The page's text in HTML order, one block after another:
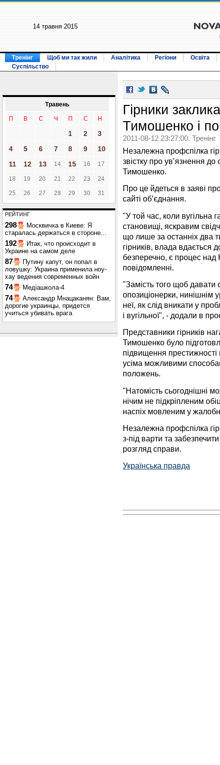
14 травня 2015
Тренінг Щоб ми так жили Аналітика Регіони
Освіта
Суспільство
Травень
П В С Ч П С Н
1 2
3
4
5 6 7 8 9
10
11
12 13 14 15 16 17
18 19 20 21 22 23 24
25 26 27 28 29 30 31
РЕЙТИНГ
298
Москвичка в Киеве: Я
старалась держаться в стороне...
192
Итак, что происходит в
Украине на самом деле
87
Путину капут, он попал в
ловушку: Украина применила ноу-
хау ведения современных войн
74 Медіашкола-4
74
Александр Мнацаканян: Вам,
дорогие украинцы, придется
учиться убивать врага
Гірники
Тимошенко і
2011-08-12 23:27:00. Тренінг
Незалежна профспілка
звістку про ув’язнення до
Тимошенко.
Про це йдеться в заяві
сайті об’єднання.
"У той час, коли вугільна
становищі, яскравим
що лише за останніх два
гірників, влада вдається
безперечно, є процес
повідомленні.
"Замість того щоб давати
опозиціонерки, нинішнім
неї, як слід вникати у
і вугільної", - додали в
Представники гірників
Тимошенко було
підвищення
усіма можливими
положень.
"Натомість сьогоднішні
нічим не підкріпленим
наспіх мовленим у
Незалежна профспілка
з-під варти та
розгляд справи.
Українська правда